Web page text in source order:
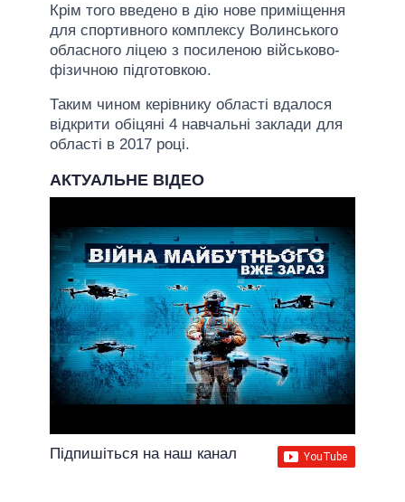
Крім того введено в дію нове приміщення
для спортивного комплексу Волинського
обласного ліцею з посиленою військово-
фізичною підготовкою.
Таким чином керівнику області вдалося
відкрити обіцяні 4 навчальні заклади для
області в 2017 році.
АКТУАЛЬНЕ ВІДЕО
Підпишіться на наш канал